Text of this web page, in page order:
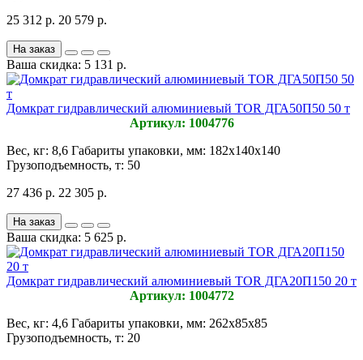
25 312 р. 20 579 р.
На заказ
Ваша скидка: 5 131 р.
Домкрат гидравлический алюминиевый TOR ДГА50П50 50 т
Артикул: 1004776
Вес, кг: 8,6 Габариты упаковки, мм: 182х140х140
Грузоподъемность, т: 50
27 436 р. 22 305 р.
На заказ
Ваша скидка: 5 625 р.
Домкрат гидравлический алюминиевый TOR ДГА20П150 20 т
Артикул: 1004772
Вес, кг: 4,6 Габариты упаковки, мм: 262х85х85
Грузоподъемность, т: 20